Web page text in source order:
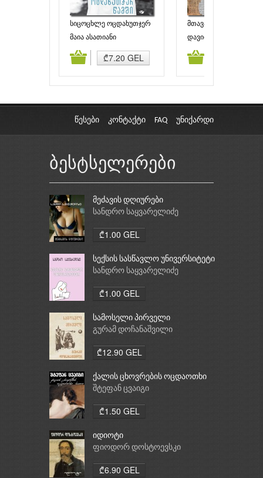
სიცოცხლე ოცდახუთჯერ
წამში
მაია ასათიანი
₾7.20 GEL
მთავარი როლები და
შემსრულებლები
დავით ჭელიძე
კალათაში დამატება კალათაში
წესები კონტაქტი FAQ უნიქარდი
ბესტსელერები
მეძავის დღიურები
სანდრო საყვარელიძე
₾1.00 GEL
სექსის სასწავლო უნივერსიტეტი
სანდრო საყვარელიძე
₾1.00 GEL
სამოსელი პირველი
გურამ დოჩანაშვილი
₾12.90 GEL
ქალის ცხოვრების ოცდაოთხი
საათი
შტეფან ცვაიგი
₾1.50 GEL
იდიოტი
ფიოდორ დოსტოევსკი
₾6.90 GEL